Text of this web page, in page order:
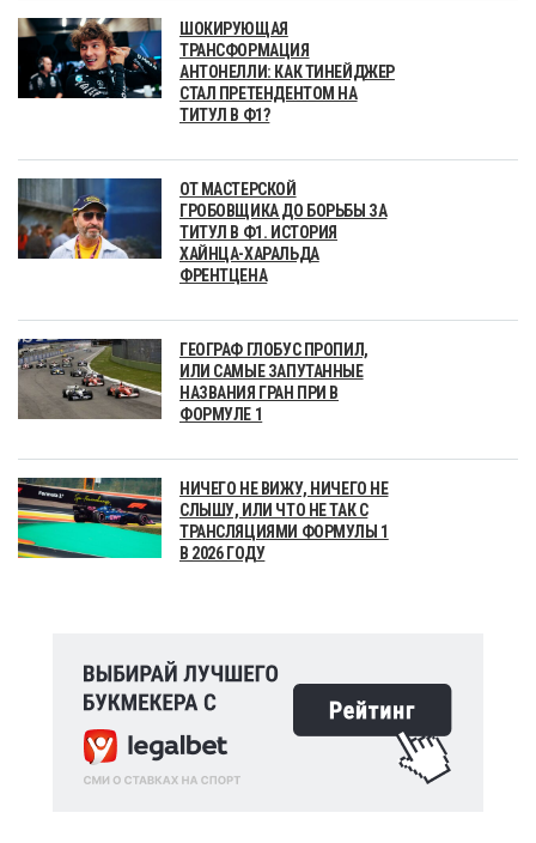
ШОКИРУЮЩАЯ
ТРАНСФОРМАЦИЯ
АНТОНЕЛЛИ: КАК ТИНЕЙДЖЕР
СТАЛ ПРЕТЕНДЕНТОМ НА
ТИТУЛ В Ф1?
ОТ МАСТЕРСКОЙ
ГРОБОВЩИКА ДО БОРЬБЫ ЗА
ТИТУЛ В Ф1. ИСТОРИЯ
ХАЙНЦА-ХАРАЛЬДА
ФРЕНТЦЕНА
ГЕОГРАФ ГЛОБУС ПРОПИЛ,
ИЛИ САМЫЕ ЗАПУТАННЫЕ
НАЗВАНИЯ ГРАН ПРИ В
ФОРМУЛЕ 1
НИЧЕГО НЕ ВИЖУ, НИЧЕГО НЕ
СЛЫШУ, ИЛИ ЧТО НЕ ТАК С
ТРАНСЛЯЦИЯМИ ФОРМУЛЫ 1
В 2026 ГОДУ